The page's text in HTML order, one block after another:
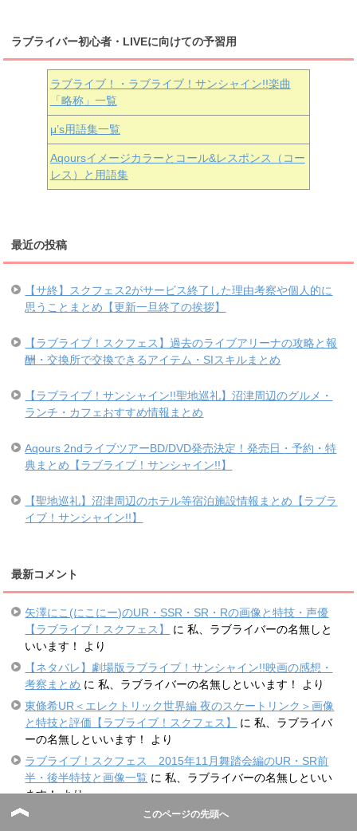
ラブライバー初心者・LIVEに向けての予習用
ラブライブ！・ラブライブ！サンシャイン!!楽曲
「略称」一覧
μ’s用語集一覧
Aqoursイメージカラーとコール&レスポンス（コー
レス）と用語集
最近の投稿
【サ終】スクフェス2がサービス終了した理由考察や個人的に
思うことまとめ【更新一旦終了の挨拶】
【ラブライブ！スクフェス】過去のライブアリーナの攻略と報
酬・交換所で交換できるアイテム・SIスキルまとめ
【ラブライブ！サンシャイン!!聖地巡礼】沼津周辺のグルメ・
ランチ・カフェおすすめ情報まとめ
Aqours 2ndライブツアーBD/DVD発売決定！発売日・予約・特
典まとめ【ラブライブ！サンシャイン!!】
【聖地巡礼】沼津周辺のホテル等宿泊施設情報まとめ【ラブラ
イブ！サンシャイン!!】
最新コメント
矢澤にこ(にこにー)のUR・SSR・SR・Rの画像と特技・声優
【ラブライブ！スクフェス】
に私、ラブライバーの名無しと
いいます！
より
【ネタバレ】劇場版ラブライブ！サンシャイン!!映画の感想・
考察まとめ に私、ラブライバーの名無しといいます！
より
東條希UR＜エレクトリック世界編 夜のスケートリンク＞画像
と特技と評価【ラブライブ！スクフェス】
に私、ラブライバ
ーの名無しといいます！
より
ラブライブ！スクフェス 2015年11月舞踏会編のUR・SR前
半・後半特技と画像一覧 に私、ラブライバーの名無しといい
ます！より
【ネタバレ】劇場版ラブライブ！サンシャイン!!映画の感想・
このページの先頭へ